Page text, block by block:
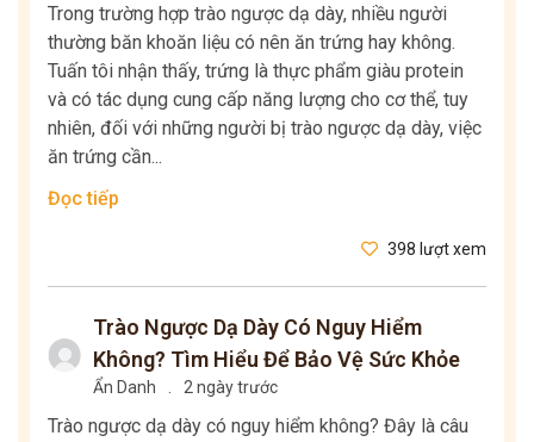
Trong trường hợp trào ngược dạ dày, nhiều người
thường băn khoăn liệu có nên ăn trứng hay không.
Tuấn tôi nhận thấy, trứng là thực phẩm giàu protein
và có tác dụng cung cấp năng lượng cho cơ thể, tuy
nhiên, đối với những người bị trào ngược dạ dày, việc
ăn trứng cần...
Đọc tiếp
398 lượt xem
Trào Ngược Dạ Dày Có Nguy Hiểm
Không? Tìm Hiểu Để Bảo Vệ Sức Khỏe
Ẩn Danh 2 ngày trước
Trào ngược dạ dày có nguy hiểm không? Đây là câu